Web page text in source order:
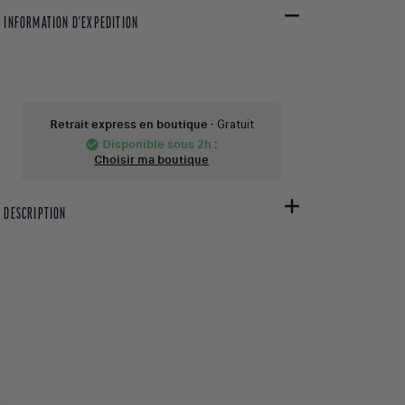
INFORMATION D'EXPEDITION
Retrait express en boutique - Gratuit
check_circle Disponible sous 2h :
Choisir ma boutique
DESCRIPTION